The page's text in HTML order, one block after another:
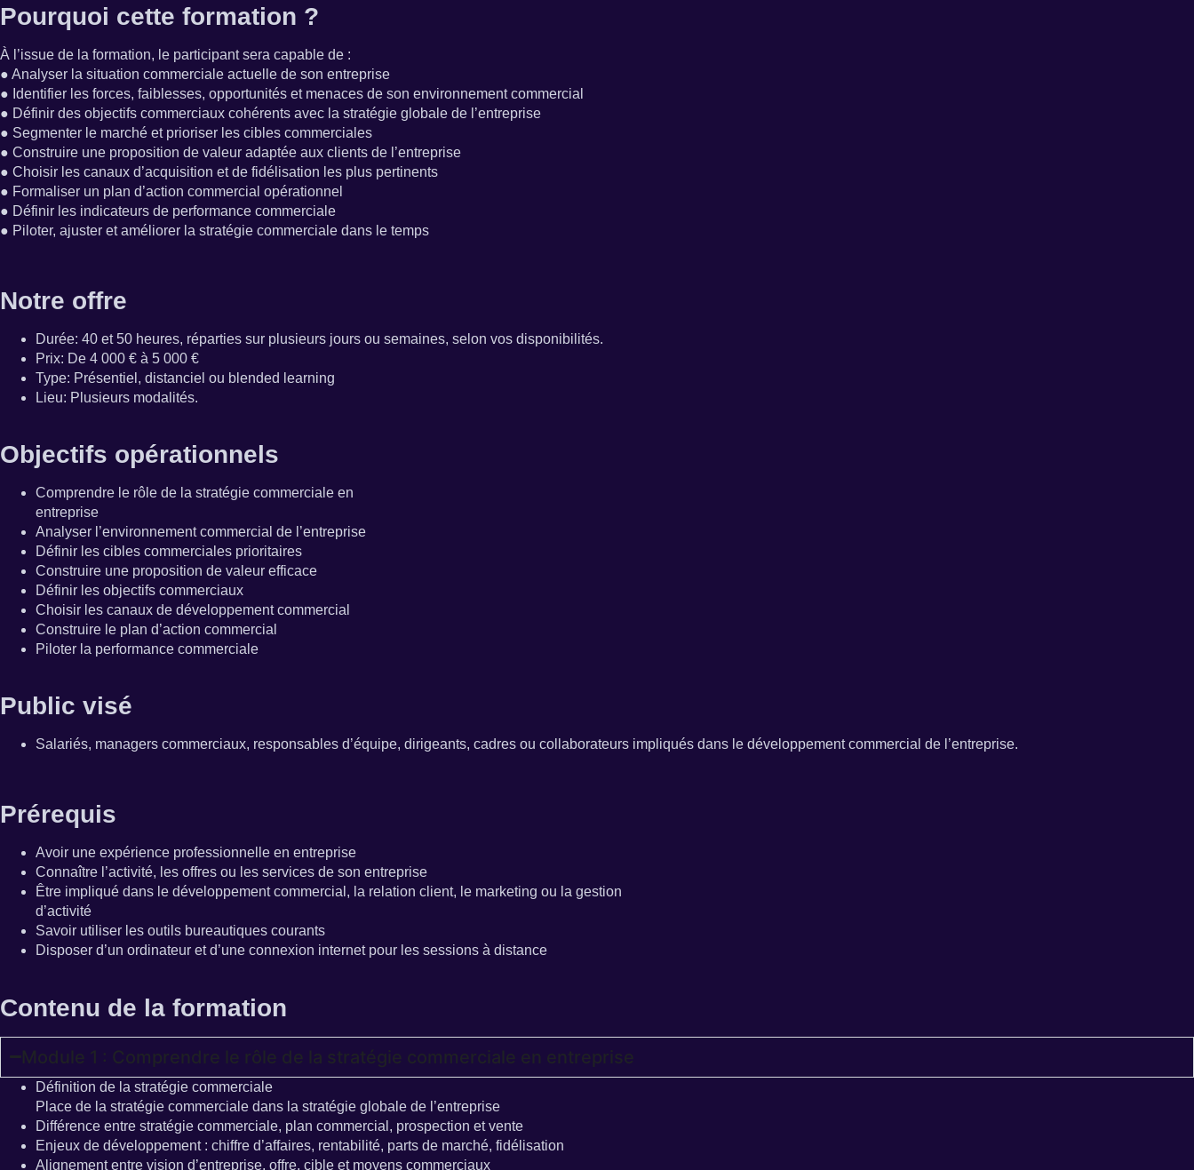
Pourquoi cette formation ?
À l’issue de la formation, le participant sera capable de :
● Analyser la situation commerciale actuelle de son entreprise
● Identifier les forces, faiblesses, opportunités et menaces de son environnement commercial
● Définir des objectifs commerciaux cohérents avec la stratégie globale de l’entreprise
● Segmenter le marché et prioriser les cibles commerciales
● Construire une proposition de valeur adaptée aux clients de l’entreprise
● Choisir les canaux d’acquisition et de fidélisation les plus pertinents
● Formaliser un plan d’action commercial opérationnel
● Définir les indicateurs de performance commerciale
● Piloter, ajuster et améliorer la stratégie commerciale dans le temps
Notre offre
Durée: 40 et 50 heures, réparties sur plusieurs jours ou semaines, selon vos disponibilités.
Prix: De 4 000 € à 5 000 €
Type: Présentiel, distanciel ou blended learning
Lieu: Plusieurs modalités.
Objectifs opérationnels
Comprendre le rôle de la stratégie commerciale en
entreprise
Analyser l’environnement commercial de l’entreprise
‍Définir les cibles commerciales prioritaires
‍Construire une proposition de valeur efficace
‍Définir les objectifs commerciaux
Choisir les canaux de développement commercial
Construire le plan d’action commercial
Piloter la performance commerciale
Public visé
Salariés, managers commerciaux, responsables d’équipe, dirigeants, cadres ou collaborateurs impliqués dans le développement commercial de l’entreprise.
Prérequis
Avoir une expérience professionnelle en entreprise
Connaître l’activité, les offres ou les services de son entreprise
Être impliqué dans le développement commercial, la relation client, le marketing ou la gestion
d’activité
Savoir utiliser les outils bureautiques courants
Disposer d’un ordinateur et d’une connexion internet pour les sessions à distance
Contenu de la formation
Module 1 : Comprendre le rôle de la stratégie commerciale en entreprise
Définition de la stratégie commerciale
Place de la stratégie commerciale dans la stratégie globale de l’entreprise
Différence entre stratégie commerciale, plan commercial, prospection et vente
Enjeux de développement : chiffre d’affaires, rentabilité, parts de marché, fidélisation
Alignement entre vision d’entreprise, offre, cible et moyens commerciaux